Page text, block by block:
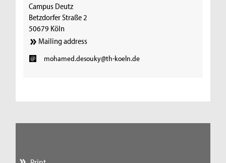
Campus Deutz
Betzdorfer Straße 2
50679 Köln
Mailing address
mohamed.desouky@th-koeln.de